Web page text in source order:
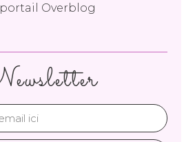
portail Overblog